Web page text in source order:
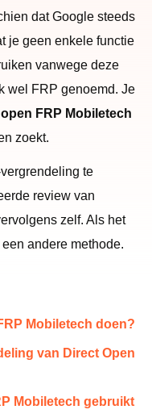
dat Google steeds
je geen enkele functie
vanwege deze
wel FRP genoemd. Je
FRP Mobiletech
zoekt.
te
review van
zelf. Als het
andere methode.
Mobiletech doen?
van Direct Open
Mobiletech gebruikt